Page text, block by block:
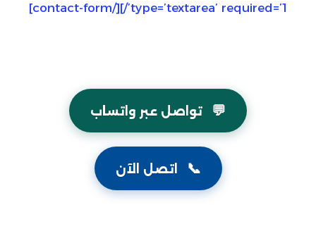
type=’textarea’ required=’1’/][/contact-form]
💬 تواصل عبر واتساب
📞 اتصل الآن